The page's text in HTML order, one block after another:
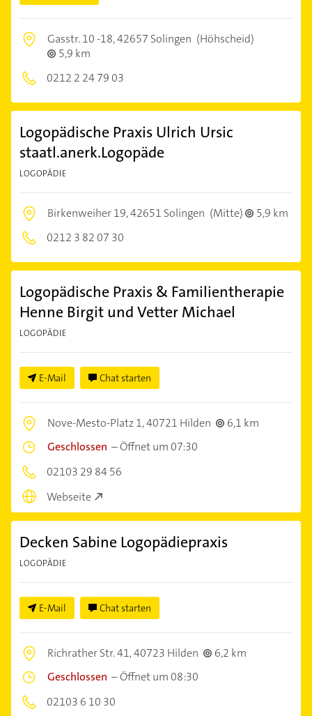
Gasstr. 10 -18,42657 Solingen (Höhscheid)
5,9 km
0212 2 24 79 03
Logopädische Praxis Ulrich Ursic
staatl.anerk.Logopäde
LOGOPÄDIE
Birkenweiher 19,42651 Solingen (Mitte)
5,9 km
0212 3 82 07 30
Logopädische Praxis & Familientherapie
Henne Birgit und Vetter Michael
LOGOPÄDIE
E-Mail Chat starten
Nove-Mesto-Platz 1,40721 Hilden
6,1 km
Geschlossen –Öffnet um 07:30
02103 29 84 56
Webseite
Decken Sabine Logopädiepraxis
LOGOPÄDIE
E-Mail Chat starten
Richrather Str. 41,40723 Hilden
6,2 km
Geschlossen –Öffnet um 08:30
02103 6 10 30